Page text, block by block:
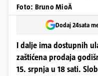
Foto: Bruno MioÄ
Dodaj 24sata
I dalje ima dostupnih
zaštićena prodaja
15. srpnja u 18 sati.